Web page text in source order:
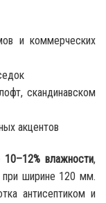
и коммерческих
скандинавском
акцентов
влажности,
при ширине 120 мм.
антисептиком и